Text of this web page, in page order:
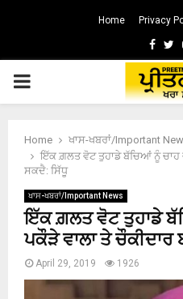
Home Privacy
PRIMARY
Home
ਖਾਸ-ਖਬਰਾਂ/Important
ਇੱਕ ਗ਼ਲਤ ਵੋਟ ਤੁਹਾਡੇ ਬੱਚਿਆਂ ਨੂੰ ਚਾਹ
ਸਕਦੈ: ਸਿੱਧੂ
ਖਾਸ-ਖਬਰਾਂ/Important News
ਇੱਕ ਗ਼ਲਤ ਵੋਟ ਤੁਹਾਡੇ
ਪਕੌੜੇ ਵਾਲਾ ਤੇ ਚੌਕੀਦਾਰ
April 29, 2019 1926